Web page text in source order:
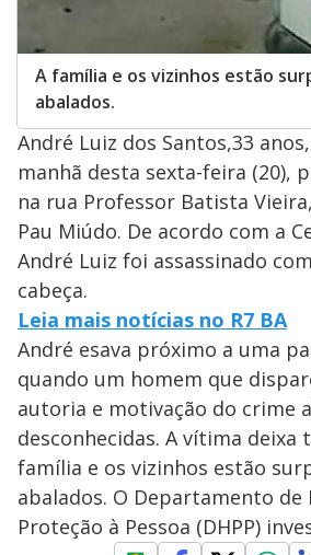
A família e os vizinhos estão
abalados.
André Luiz dos Santos,33
manhã desta sexta-feira (20),
na rua Professor Batista
Pau Miúdo. De acordo com a
André Luiz foi assassinado
cabeça.
Leia mais notícias no R7 BA
André esava próximo a uma
quando um homem que
autoria e motivação do crime
desconhecidas. A vítima deixa
família e os vizinhos estão
abalados. O Departamento de
Proteção à Pessoa (DHPP)